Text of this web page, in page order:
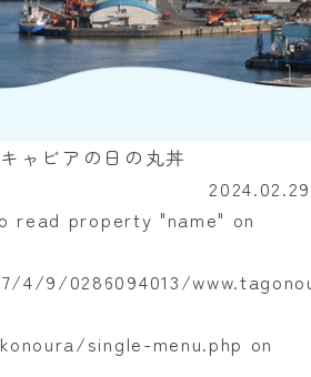
ャビアの日の丸丼
2024.02.29
read property "name" on
4/9/0286094013/
single-menu.php on